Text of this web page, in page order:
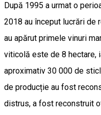
După 1995 a urmat o
2018 au început lucrări de
au apărut primele vinuri
viticolă este de 8 hectare,
aproximativ 30 000 de
de producție au fost
distrus, a fost reconstruit